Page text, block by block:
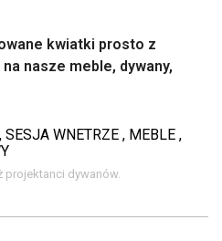
kwiatki prosto z
nasze meble, dywany,
projektanci dywanów.